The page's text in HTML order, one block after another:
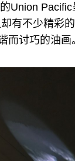
Union
有不少精彩
而讨巧的油画